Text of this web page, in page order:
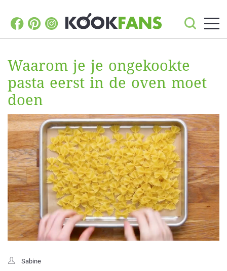
Waarom je je ongekookte
pasta eerst in de oven moet
doen
Sabine